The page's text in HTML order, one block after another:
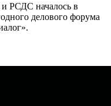
РСДС началось в
делового форума